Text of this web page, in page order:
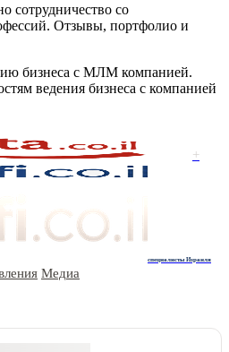
сотрудничество со
Отзывы, портфолио и
бизнеса с МЛМ компанией.
ведения бизнеса с компанией
+
специалисты Израиля
Медиа